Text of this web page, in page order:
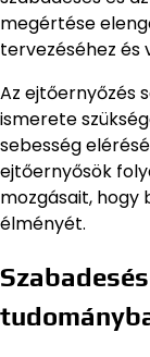
megértése
tervezéséhez és
Az ejtőernyőzés
ismerete
sebesség
ejtőernyősök
mozgásait, hogy
élményét.